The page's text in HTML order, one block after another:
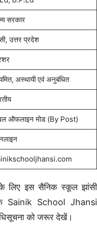
सरकार
उत्तर प्रदेश
अस्थायी एवं अनुबंधित
ऑफलाइन मोड (By Post)
लिए इस सैनिक स्कूल झांसी
Sainik School Jhansi
को जरूर देखें।